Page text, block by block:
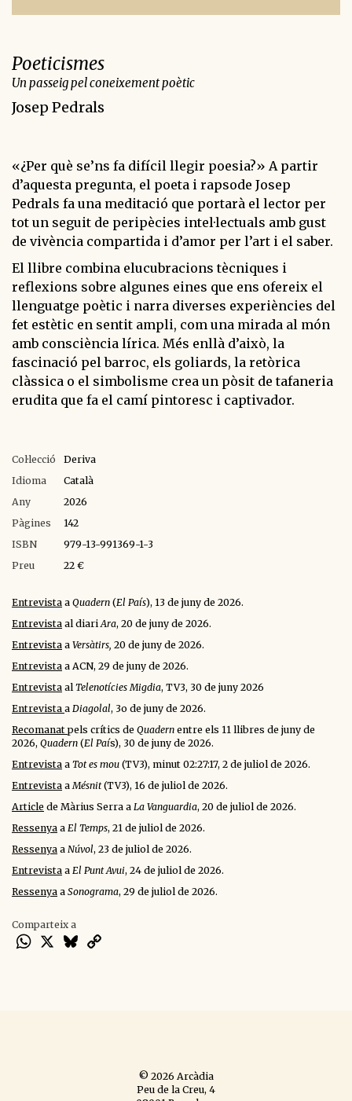
Poeticismes
Un passeig pel coneixement poètic
Josep Pedrals
«¿Per què se’ns fa difícil llegir poesia?» A partir
d’aquesta pregunta, el poeta i rapsode Josep
Pedrals fa una meditació que portarà el lector per
tot un seguit de peripècies intel·lectuals amb gust
de vivència compartida i d’amor per l’art i el saber.
El llibre combina elucubracions tècniques i
reflexions sobre algunes eines que ens ofereix el
llenguatge poètic i narra diverses experiències del
fet estètic en sentit ampli, com una mirada al món
amb consciència lírica. Més enllà d’això, la
fascinació pel barroc, els goliards, la retòrica
clàssica o el simbolisme crea un pòsit de tafaneria
erudita que fa el camí pintoresc i captivador.
Col·lecció
Deriva
Idioma
Català
Any
2026
Pàgines
142
ISBN
979-13-991369-1-3
Preu
22 €
Entrevista a Quadern (El País), 13 de juny de 2026.
Entrevista al diariAra, 20 de juny de 2026.
Entrevista a Versàtirs, 20 de juny de 2026.
Entrevista a ACN, 29 de juny de 2026.
Entrevista alTelenotícies Migdia, TV3, 30 de juny 2026
Entrevista a Diagolal, 3o de juny de 2026.
Recomanatpels crítics de Quadern entre els 11 llibres de juny de
2026, Quadern (El País), 30 de juny de 2026.
Entrevista a Tot es mou (TV3), minut 02:27:17, 2 de juliol de 2026.
Entrevista aMésnit(TV3), 16 de juliol de 2026.
Article de Màrius Serra a La Vanguardia, 20 de juliol de 2026.
Ressenya a El Temps, 21 de juliol de 2026.
Ressenya a Núvol, 23 de juliol de 2026.
Entrevista a El Punt Avui, 24 de juliol de 2026.
Ressenya a Sonograma, 29 de juliol de 2026.
Comparteix a
WhatsApp
X Bluesky
© 2026 Arcàdia
Peu de la Creu, 4